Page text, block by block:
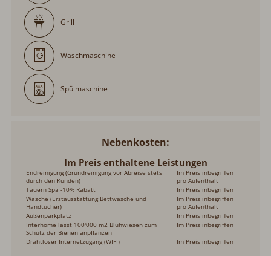
Grill
Waschmaschine
Spülmaschine
Nebenkosten
Im Preis enthaltene Leistungen
Endreinigung (Grundreinigung vor Abreise stets
durch den Kunden)
Im Preis inbegriffen
pro Aufenthalt
Tauern Spa -10% Rabatt
Im Preis inbegriffen
Wäsche (Erstausstattung Bettwäsche und
Handtücher)
Im Preis inbegriffen
pro Aufenthalt
Außenparkplatz
Im Preis inbegriffen
Interhome lässt 100'000 m2 Blühwiesen zum
Schutz der Bienen anpflanzen
Im Preis inbegriffen
Drahtloser Internetzugang (WIFI)
Im Preis inbegriffen